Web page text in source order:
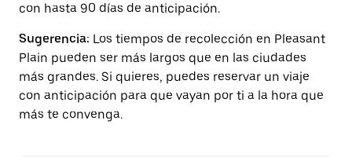
con hasta 90 días de anticipación.
Sugerencia: Los tiempos de recolección en Pleasant
Plain pueden ser más largos que en las ciudades
más grandes. Si quieres, puedes reservar un viaje
con anticipación para que vayan por ti a la hora que
más te convenga.